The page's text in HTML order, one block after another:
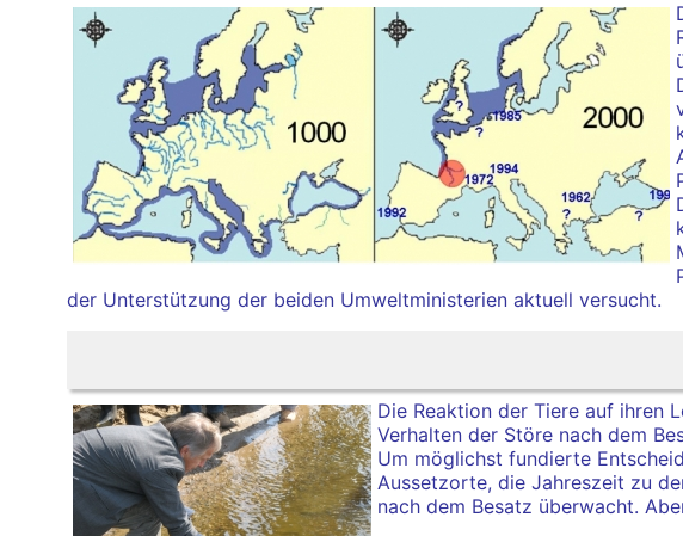
der Unterstützung der beiden Umweltministerien aktuell versucht.
Die Reaktion der Tiere auf ihren
Verhalten der Störe nach dem
Um möglichst fundierte
Aussetzorte, die Jahreszeit zu
nach dem Besatz überwacht.